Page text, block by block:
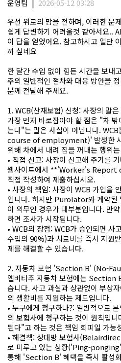
운영팀
2026-05-12 03:28
우선 위로의 맘을 전하며, 이러한 문
쉽게 답변하기 어려울것 같아서요..
이 답을 얻었어요. 참고하시고 일단
까 싶네요
한 달간 수입 없이 힘든 시간을 보내
주의 일반적인 절차와 대응 방안을
분께 전달해 주세요.
1. WCB(산재보험) 신청: 사장의 말
가장 먼저 바로잡아야 할 점은 "차
는다"는 말은 사실이 아닙니다.
course of employment)' 발생한 사
위해 차에서 내려 짐을 꺼내는 행위
• 직접 신고: 사장이 신고해 주기를
웹사이트에서 **'Worker's
직접 작성하여 제출하십시오.
• 사장의 책임: 사장이 WCB 가입을
입니다. 하지만 Purolator와 계약된
이 의무인 경우가 대부분입니다. 만
하면 조사가 시작됩니다.
• WCB의 장점: WCB가 승인되면 사
수입의 90%)과 치료비를 즉시 지원
제를 해결할 수 있습니다.
2. 자동차 보험 'Section B' (No-
앨버타주 자동차 보험에는 Section
습니다. 사고 과실과 상관없이 부상
의 생활비를 지원하는 제도입니다.
• 누구에게 청구하나?: 일반적으로
의 보험사에 청구하는 것이 원칙입
된다"고 하는 것은 책임 회피일 가능
• 해결책: 상대방 보험사
로 미루고 있는 상황('Ping-
통해 'Section B' 혜택을 즉시 활성